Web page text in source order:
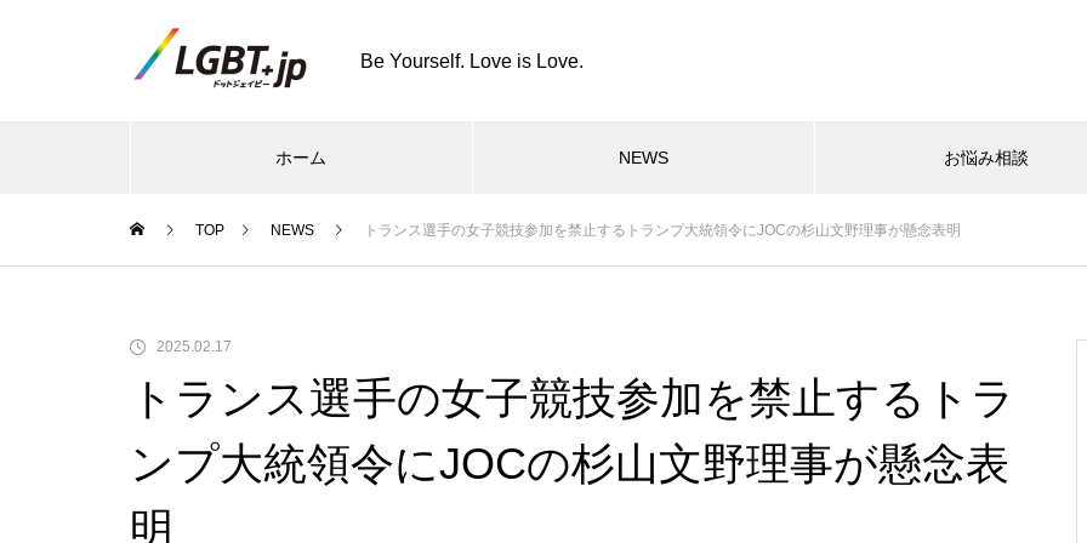
Be Yourself. Love is Love.
ホーム NEWS お悩み相談
TOP NEWS トランス選手の女子競技参加を禁止するトランプ大統領令にJOCの杉山文野理事が懸念表明
2025.02.17
トランス選手の女子競技参加を禁止するトラ
ンプ大統領令にJOCの杉山文野理事が懸念表
明